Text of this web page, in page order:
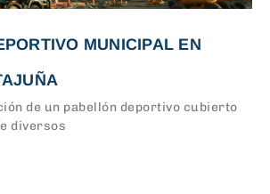
MUNICIPAL EN
de un pabellón deportivo cubierto
diversos